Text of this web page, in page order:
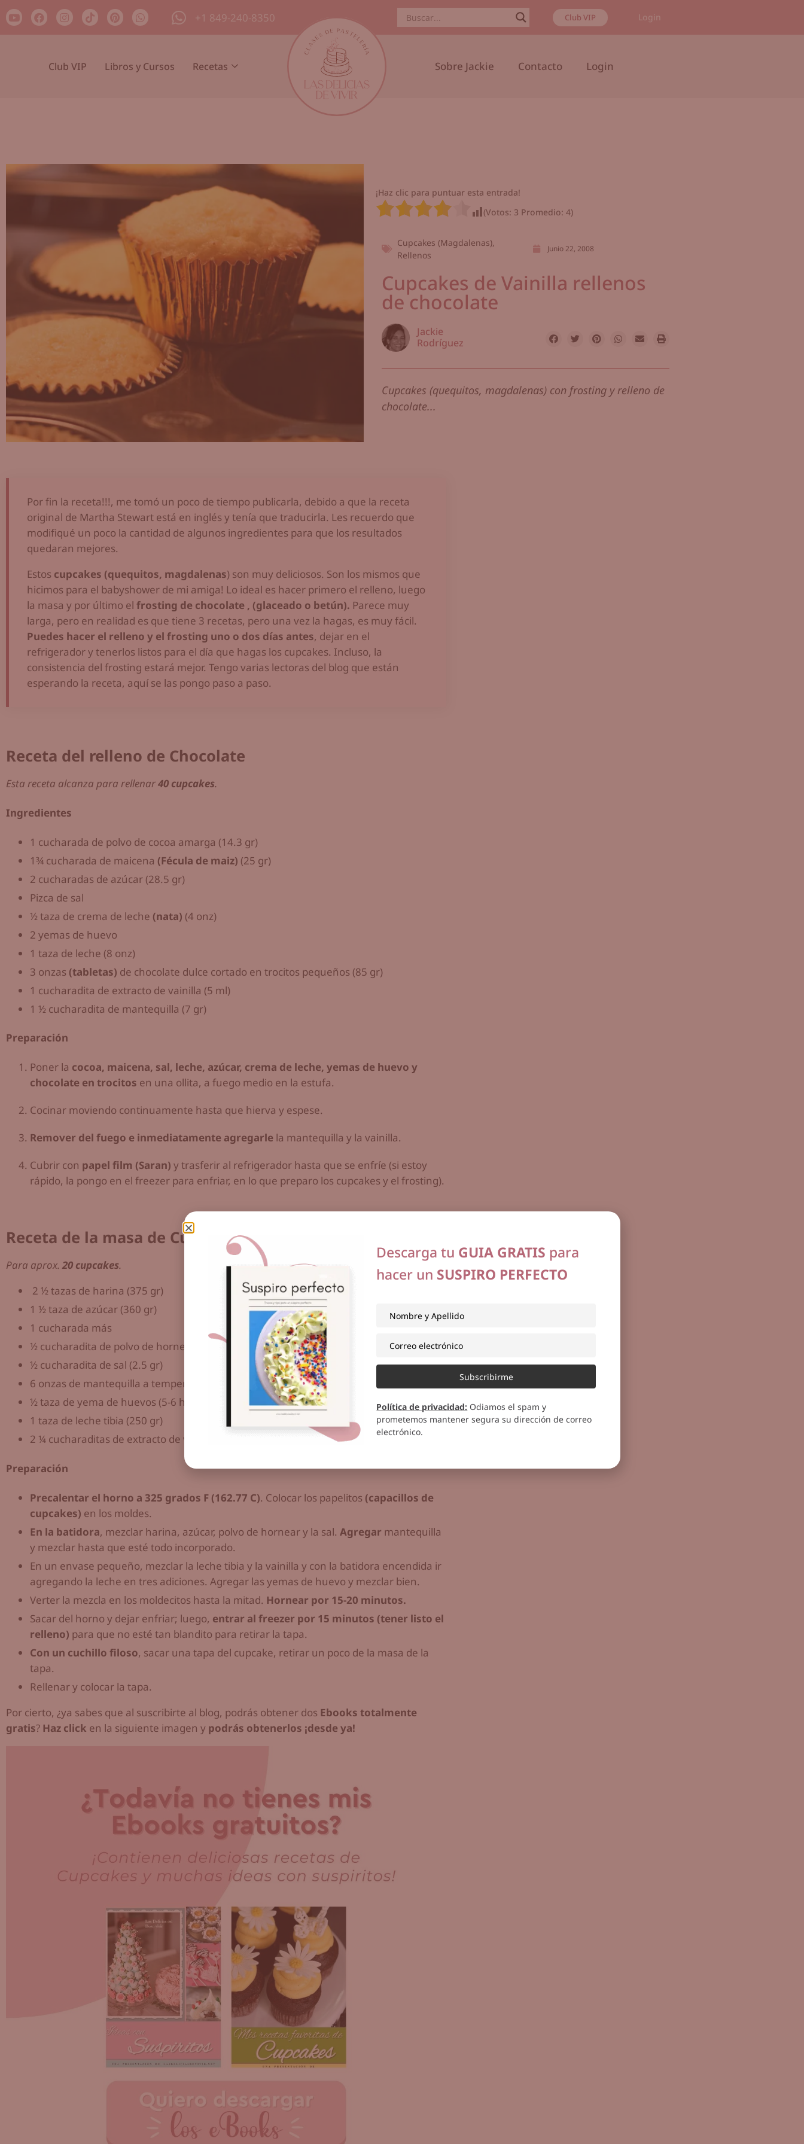
+1 849-240-8350 Club VIP Login
Club VIP Libros y Cursos Recetas Sobre Jackie Contacto Login
¡Haz clic para puntuar esta entrada!
(Votos: 3 Promedio: 4)
Cupcakes (Magdalenas),
Rellenos
Junio 22, 2008
Cupcakes de Vainilla rellenos
de chocolate
Jackie
Rodríguez
Cupcakes (quequitos, magdalenas) con frosting y relleno de
chocolate...
Por fin la receta!!!, me tomó un poco de tiempo publicarla, debido a que la receta
original de Martha Stewart está en inglés y tenía que traducirla. Les recuerdo que
modifiqué un poco la cantidad de algunos ingredientes para que los resultados
quedaran mejores.
Estos cupcakes (quequitos, magdalenas) son muy deliciosos. Son los mismos que
hicimos para el babyshower de mi amiga! Lo ideal es hacer primero el relleno, luego
la masa y por último el frosting de chocolate , (glaceado o betún). Parece muy
larga, pero en realidad es que tiene 3 recetas, pero una vez la hagas, es muy fácil.
Puedes hacer el relleno y el frosting uno o dos días antes, dejar en el
refrigerador y tenerlos listos para el día que hagas los cupcakes. Incluso, la
consistencia del frosting estará mejor. Tengo varias lectoras del blog que están
esperando la receta, aquí se las pongo paso a paso.
Receta del relleno de Chocolate
Esta receta alcanza para rellenar40 cupcakes.
Ingredientes
1 cucharada de polvo de cocoa amarga (14.3 gr)
1¾ cucharada de maicena (Fécula de maiz) (25 gr)
2 cucharadas de azúcar (28.5 gr)
Pizca de sal
½ taza de crema de leche (nata) (4 onz)
2 yemas de huevo
1 taza de leche (8 onz)
3 onzas (tabletas) de chocolate dulce cortado en trocitos pequeños (85 gr)
1 cucharadita de extracto de vainilla (5 ml)
1 ½ cucharadita de mantequilla (7 gr)
Preparación
Poner la cocoa, maicena, sal, leche, azúcar, crema de leche, yemas de huevo y
chocolate en trocitos en una ollita, a fuego medio en la estufa.
Cocinar moviendo continuamente hasta que hierva y espese.
Remover del fuego e inmediatamente agregarle la mantequilla y la vainilla.
Cubrir con papel film (Saran) y trasferir al refrigerador hasta que se enfríe (si estoy
rápido, la pongo en el freezer para enfriar, en lo que preparo los cupcakes y el frosting).
Receta de la masa de Cupcake de Vainilla
Para aprox. 20 cupcakes.
2 ½ tazas de harina (375 gr)
1 ½ taza de azúcar (360 gr)
1 cucharada más
½ cucharadita de polvo de hornear (16.8 gr)
½ cucharadita de sal (2.5 gr)
6 onzas de mantequilla a temperatura ambiente (170 gr)
½ taza de yema de huevos (5-6 huevos)
(reservar las claras para el frosting)
1 taza de leche tibia (250 gr)
2 ¼ cucharaditas de extracto de vainilla (12 gr)
Preparación
Precalentar el horno a 325 grados F (162.77 C). Colocar los papelitos (capacillos de
cupcakes) en los moldes.
En la batidora, mezclar harina, azúcar, polvo de hornear y la sal. Agregar mantequilla
y mezclar hasta que esté todo incorporado.
En un envase pequeño, mezclar la leche tibia y la vainilla y con la batidora encendida ir
agregando la leche en tres adiciones. Agregar las yemas de huevo y mezclar bien.
Verter la mezcla en los moldecitos hasta la mitad. Hornear por 15-20 minutos.
Sacar del horno y dejar enfriar; luego, entrar al freezer por 15 minutos (tener listo el
relleno) para que no esté tan blandito para retirar la tapa.
Con un cuchillo filoso, sacar una tapa del cupcake, retirar un poco de la masa de la
tapa.
Rellenar y colocar la tapa.
Por cierto, ¿ya sabes que al suscribirte al blog, podrás obtener dos Ebooks totalmente
gratis? Haz click en la siguiente imagen y podrás obtenerlos ¡desde ya!
Descarga tu GUIA GRATIS para
hacer un SUSPIRO PERFECTO
Subscribirme
Política de privacidad: Odiamos el spam y
prometemos mantener segura su dirección de correo
electrónico.